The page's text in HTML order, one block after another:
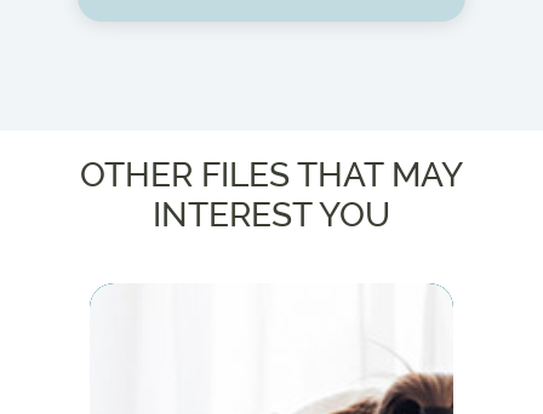
OTHER FILES THAT MAY
INTEREST YOU